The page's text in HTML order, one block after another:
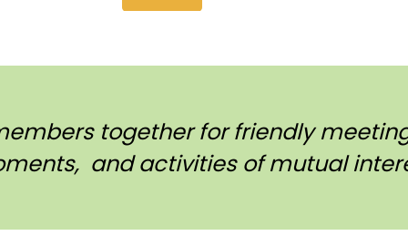
together for friendly
and activities of mutual